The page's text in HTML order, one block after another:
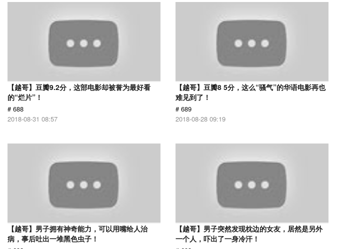
【越哥】豆瓣9.2分，这部电影却被誉为最好看
的“烂片”！
# 688
2018-08-31 08:57
【越哥】豆瓣8 5分，这么“骚气”的华语电影再也
难见到了！
# 689
2018-08-28 09:19
【越哥】男子拥有神奇能力，可以用嘴给人治
病，事后吐出一堆黑色虫子！
【越哥】男子突然发现枕边的女友，居然是另外
一个人，吓出了一身冷汗！